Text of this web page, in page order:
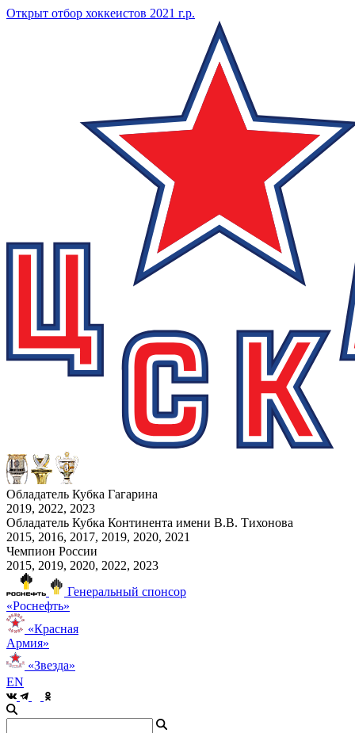
Открыт отбор хоккеистов 2021 г.р.
Обладатель Кубка Гагарина
2019, 2022, 2023
Обладатель Кубка Континента имени В.В. Тихонова
2015, 2016, 2017, 2019, 2020, 2021
Чемпион России
2015, 2019, 2020, 2022, 2023
Генеральный спонсор
«Роснефть»
«Красная
Армия»
«Звезда»
EN